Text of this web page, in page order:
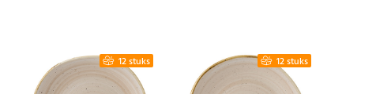
12 stuks 12 stuks